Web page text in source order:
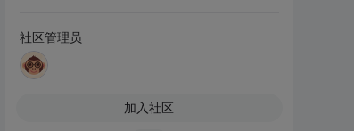
社区管理员
加入社区